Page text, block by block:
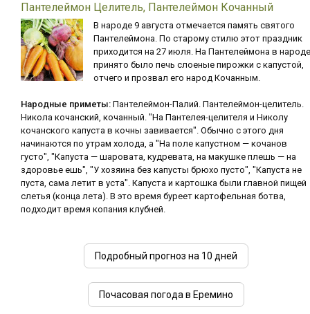
Пантелеймон Целитель, Пантелеймон Кочанный
В народе 9 августа отмечается память святого
Пантелеймона. По старому стилю этот праздник
приходится на 27 июля. На Пантелеймона в народе
принято было печь слоеные пирожки с капустой,
отчего и прозвал его народ Кочанным.
Народные приметы: Пантелеймон-Палий. Пантелеймон-целитель.
Никола кочанский, кочанный. "На Пантелея-целителя и Николу
кочанского капуста в кочны завивается". Обычно с этого дня
начинаются по утрам холода, а "На поле капустном — кочанов
густо", "Капуста — шаровата, кудревата, на макушке плешь — на
здоровье ешь", "У хозяина без капусты брюхо пусто", "Капуста не
пуста, сама летит в уста". Капуста и картошка были главной пищей
слетья (конца лета). В это время буреет картофельная ботва,
подходит время копания клубней.
Подробный прогноз на 10 дней
Почасовая погода в Еремино